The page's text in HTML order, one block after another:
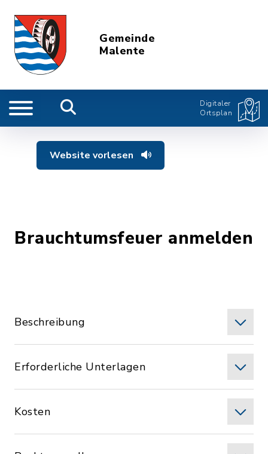
Gemeinde
Malente
Digitaler
Ortsplan
Website vorlesen
Brauchtumsfeuer anmelden
Beschreibung
Erforderliche Unterlagen
Kosten